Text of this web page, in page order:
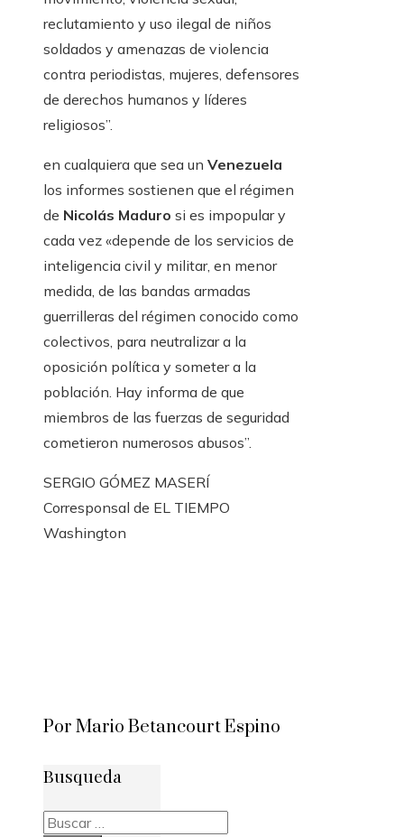
reclutamiento y uso ilegal de niños
soldados y amenazas de violencia
contra periodistas, mujeres, defensores
de derechos humanos y líderes
religiosos”.
en cualquiera que sea un Venezuela
los informes sostienen que el régimen
de Nicolás Maduro si es impopular y
cada vez «depende de los servicios de
inteligencia civil y militar, en menor
medida, de las bandas armadas
guerrilleras del régimen conocido como
colectivos, para neutralizar a la
oposición política y someter a la
población. Hay informa de que
miembros de las fuerzas de seguridad
cometieron numerosos abusos”.
SERGIO GÓMEZ MASERÍ
Corresponsal de EL TIEMPO
Washington
Por Mario Betancourt Espino
Busqueda
Buscar: